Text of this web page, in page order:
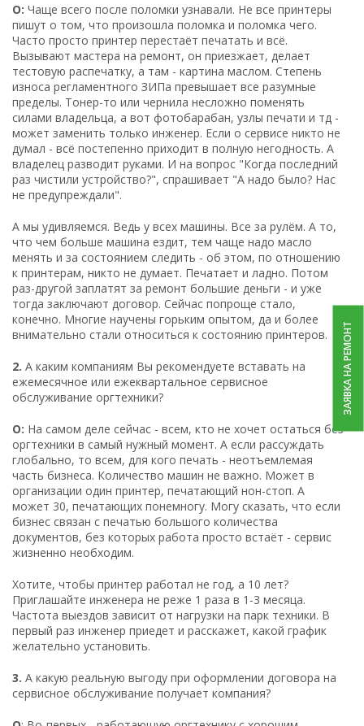
О: Чаще всего после поломки узнавали. Не все принтеры
пишут о том, что произошла поломка и поломка чего.
Часто просто принтер перестаёт печатать и всё.
Вызывают мастера на ремонт, он приезжает, делает
тестовую распечатку, а там - картина маслом. Степень
износа регламентного ЗИПа превышает все разумные
пределы. Тонер-то или чернила несложно поменять
силами владельца, а вот фотобарабан, узлы печати и тд -
может заменить только инженер. Если о сервисе никто не
думал - всё постепенно приходит в полную негодность. А
владелец разводит руками. И на вопрос "Когда последний
раз чистили устройство?", спрашивает "А надо было? Нас
не предупреждали".
А мы удивляемся. Ведь у всех машины. Все за рулём. А то,
что чем больше машина ездит, тем чаще надо масло
менять и за состоянием следить - об этом, по отношению
к принтерам, никто не думает. Печатает и ладно. Потом
раз-другой заплатят за ремонт большие деньги - и уже
тогда заключают договор. Сейчас попроще стало,
конечно. Многие научены горьким опытом, да и более
внимательно стали относиться к состоянию принтеров.
2. А каким компаниям Вы рекомендуете вставать на
ежемесячное или ежеквартальное сервисное
обслуживание оргтехники?
О: На самом деле сейчас - всем, кто не хочет остаться без
оргтехники в самый нужный момент. А если рассуждать
глобально, то всем, для кого печать - неотъемлемая
часть бизнеса. Количество машин не важно. Может в
организации один принтер, печатающий нон-стоп. А
может 30, печатающих понемногу. Могу сказать, что если
бизнес связан с печатью большого количества
документов, без которых работа просто встаёт - сервис
жизненно необходим.
Хотите, чтобы принтер работал не год, а 10 лет?
Приглашайте инженера не реже 1 раза в 1-3 месяца.
Частота выездов зависит от нагрузки на парк техники. В
первый раз инженер приедет и расскажет, какой график
желательно установить.
3. А какую реальную выгоду при оформлении договора на
сервисное обслуживание получает компания?
ЗАЯВКА НА РЕМОНТ